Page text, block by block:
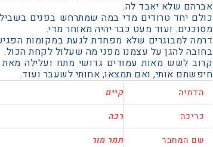
אברהם שלא יאבד לה.
כולם יחד טרודים מדי במה שמתרחש בפנים
מסוכנים. ועוד מעט כבר יהיה מאוחר מדי.
דרמה למבוגרים שלא מפחדת לגעת במקומות
בחובה להגן על עצמנו מפני מה שעלול לקחת הכול.
קרוב לשש מאות עמודים גדושי מתח ועלילה
חיפשתם אותי, ואם תמצאו, אחותי לשעבר ועוד.
הדמיה
קיים
כריכה
רכה
שם המחבר
תמר מור